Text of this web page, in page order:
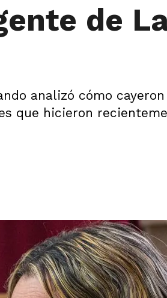
de
analizó cómo
que hicieron